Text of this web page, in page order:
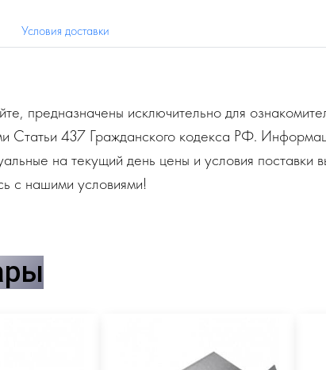
Условия доставки
предназначены исключительно для
Статьи 437 Гражданского кодекса РФ.
на текущий день цены и условия поставки
с нашими условиями!